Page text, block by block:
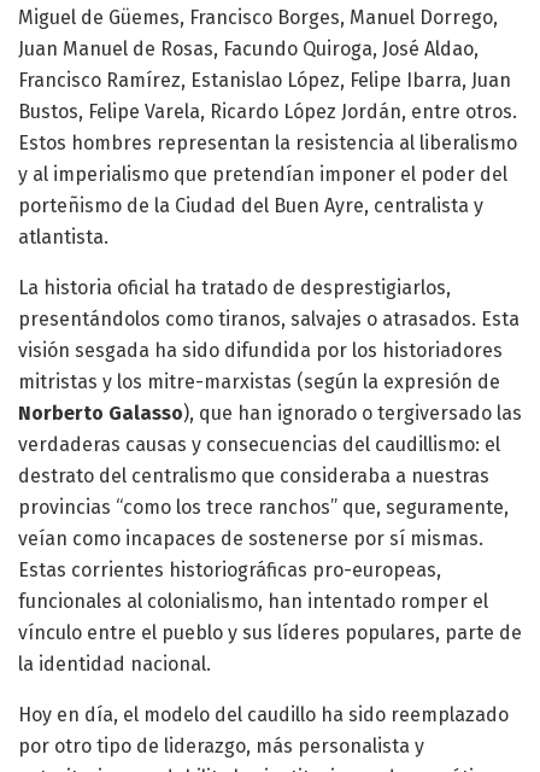
Miguel de Güemes, Francisco Borges, Manuel Dorrego,
Juan Manuel de Rosas, Facundo Quiroga, José Aldao,
Francisco Ramírez, Estanislao López, Felipe Ibarra, Juan
Bustos, Felipe Varela, Ricardo López Jordán, entre otros.
Estos hombres representan la resistencia al liberalismo
y al imperialismo que pretendían imponer el poder del
porteñismo de la Ciudad del Buen Ayre, centralista y
atlantista.
La historia oficial ha tratado de desprestigiarlos,
presentándolos como tiranos, salvajes o atrasados. Esta
visión sesgada ha sido difundida por los historiadores
mitristas y los mitre-marxistas (según la expresión de
Norberto Galasso), que han ignorado o tergiversado las
verdaderas causas y consecuencias del caudillismo: el
destrato del centralismo que consideraba a nuestras
provincias “como los trece ranchos” que, seguramente,
veían como incapaces de sostenerse por sí mismas.
Estas corrientes historiográficas pro-europeas,
funcionales al colonialismo, han intentado romper el
vínculo entre el pueblo y sus líderes populares, parte de
la identidad nacional.
Hoy en día, el modelo del caudillo ha sido reemplazado
por otro tipo de liderazgo, más personalista y